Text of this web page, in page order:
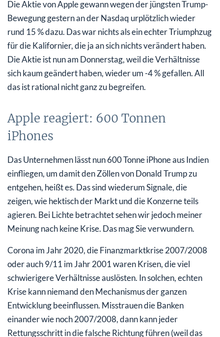
Die Aktie von Apple gewann wegen der jüngsten Trump-
Bewegung gestern an der Nasdaq urplötzlich wieder
rund 15 % dazu. Das war nichts als ein echter Triumphzug
für die Kalifornier, die ja an sich nichts verändert haben.
Die Aktie ist nun am Donnerstag, weil die Verhältnisse
sich kaum geändert haben, wieder um -4 % gefallen. All
das ist rational nicht ganz zu begreifen.
Apple reagiert: 600 Tonnen
iPhones
Das Unternehmen lässt nun 600 Tonne iPhone aus Indien
einfliegen, um damit den Zöllen von Donald Trump zu
entgehen, heißt es. Das sind wiederum Signale, die
zeigen, wie hektisch der Markt und die Konzerne teils
agieren. Bei Lichte betrachtet sehen wir jedoch meiner
Meinung nach keine Krise. Das mag Sie verwundern.
Corona im Jahr 2020, die Finanzmarktkrise 2007/2008
oder auch 9/11 im Jahr 2001 waren Krisen, die viel
schwierigere Verhältnisse auslösten. In solchen, echten
Krise kann niemand den Mechanismus der ganzen
Entwicklung beeinflussen. Misstrauen die Banken
einander wie noch 2007/2008, dann kann jeder
Rettungsschritt in die falsche Richtung führen (weil das